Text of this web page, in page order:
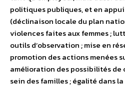
politiques publiques, et en
(déclinaison locale du plan
violences faites aux femmes ;
outils d’observation ; mise en
promotion des actions menées
amélioration des possibilités
sein des familles ; égalité dans